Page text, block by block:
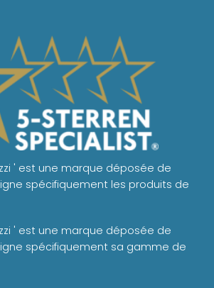
' est une marque déposée de
spécifiquement les produits de
' est une marque déposée de
spécifiquement sa gamme de